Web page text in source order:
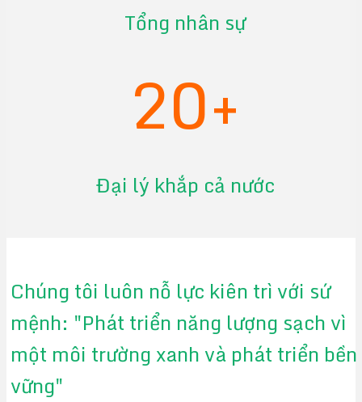
Tổng nhân sự
20+
Đại lý khắp cả nước
Chúng tôi luôn nỗ lực kiên trì với sứ
mệnh: "Phát triển năng lượng sạch vì
một môi trường xanh và phát triển bền
vững"